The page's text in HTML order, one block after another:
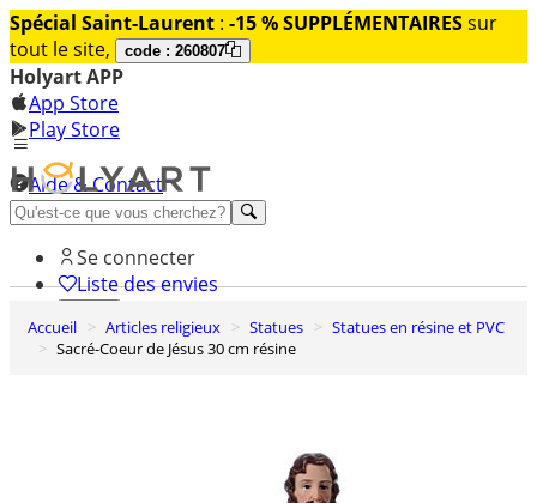
Spécial Saint-Laurent : -15 % SUPPLÉMENTAIRESsur
tout le site,
code : 260807
Holyart APP
App Store
Play Store
Aide & Contact
Découvrez Premium
Se connecter
Liste des envies
0
Panier
Accueil Articles religieux Statues
Statues en résine et PVC
Sacré-Coeur de Jésus 30 cm résine